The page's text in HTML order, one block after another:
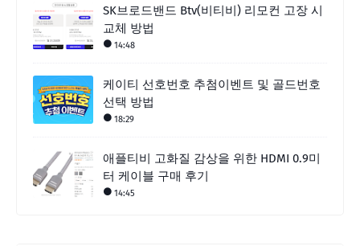
SK브로드밴드 Btv(비티비) 리모컨 고장 시
교체 방법
14:48
케이티 선호번호 추첨이벤트 및 골드번호
선택 방법
18:29
애플티비 고화질 감상을 위한 HDMI 0.9미
터 케이블 구매 후기
14:45